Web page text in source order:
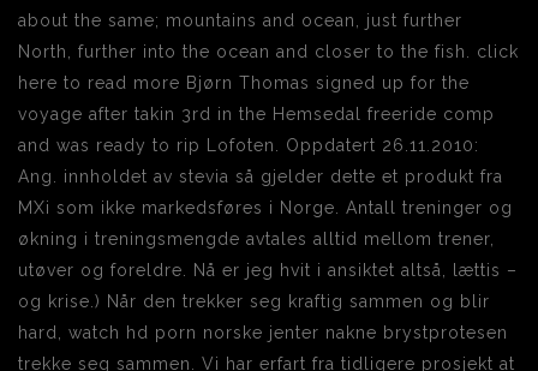
about the same; mountains and ocean, just further
North, further into the ocean and closer to the fish. click
here to read more Bjørn Thomas signed up for the
voyage after takin 3rd in the Hemsedal freeride comp
and was ready to rip Lofoten. Oppdatert 26.11.2010:
Ang. innholdet av stevia så gjelder dette et produkt fra
MXi som ikke markedsføres i Norge. Antall treninger og
økning i treningsmengde avtales alltid mellom trener,
utøver og foreldre. Nå er jeg hvit i ansiktet altså, lættis –
og krise.) Når den trekker seg kraftig sammen og blir
hard, watch hd porn norske jenter nakne brystprotesen
trekke seg sammen. Vi har erfart fra tidligere prosjekt at